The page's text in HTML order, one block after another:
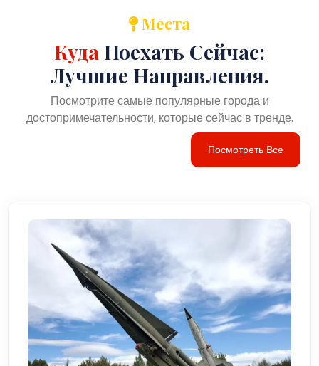
Места
Куда Поехать Сейчас:
Лучшие Направления.
Посмотрите самые популярные города и
достопримечательности, которые сейчас в тренде.
Посмотреть Все